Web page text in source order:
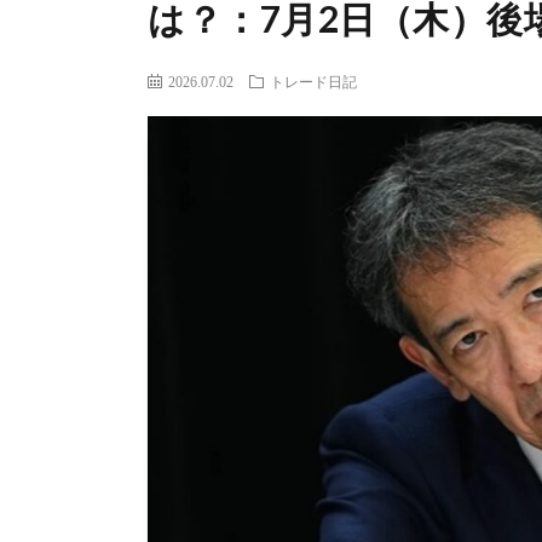
は？：7月2日（木）後
2026.07.02 トレード日記